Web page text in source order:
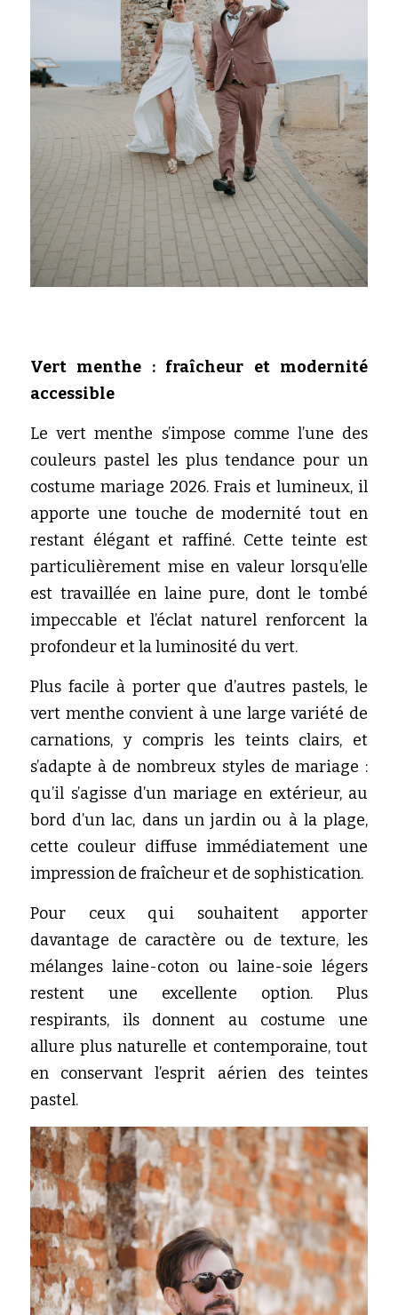
Vert menthe : fraîcheur et modernité
accessible
Le vert menthe s’impose comme l’une des
couleurs pastel les plus tendance pour un
costume mariage 2026. Frais et lumineux, il
apporte une touche de modernité tout en
restant élégant et raffiné. Cette teinte est
particulièrement mise en valeur lorsqu’elle
est travaillée en laine pure, dont le tombé
impeccable et l’éclat naturel renforcent la
profondeur et la luminosité du vert.
Plus facile à porter que d’autres pastels, le
vert menthe convient à une large variété de
carnations, y compris les teints clairs, et
s’adapte à de nombreux styles de mariage :
qu’il s’agisse d’un mariage en extérieur, au
bord d’un lac, dans un jardin ou à la plage,
cette couleur diffuse immédiatement une
impression de fraîcheur et de sophistication.
Pour ceux qui souhaitent apporter
davantage de caractère ou de texture, les
mélanges laine-coton ou laine-soie légers
restent une excellente option. Plus
respirants, ils donnent au costume une
allure plus naturelle et contemporaine, tout
en conservant l’esprit aérien des teintes
pastel.